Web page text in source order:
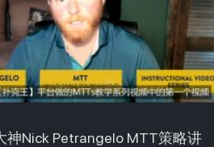
神Nick Petrangelo MTT策略讲